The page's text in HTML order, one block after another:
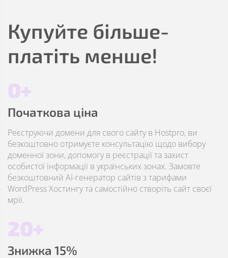
Купуйте більше-
платіть менше!
0+
Початкова ціна
Реєструючи домени для свого сайту в Hostpro, ви
безкоштовно отримуєте консультацію щодо вибору
доменної зони, допомогу в реєстрації та захист
особистої інформації в українських зонах. Замовте
безкоштовний AI-генератор сайтів з тарифами
WordPress Хостингу та самостійно створіть сайт своєї
мрії.
20+
Знижка 15%